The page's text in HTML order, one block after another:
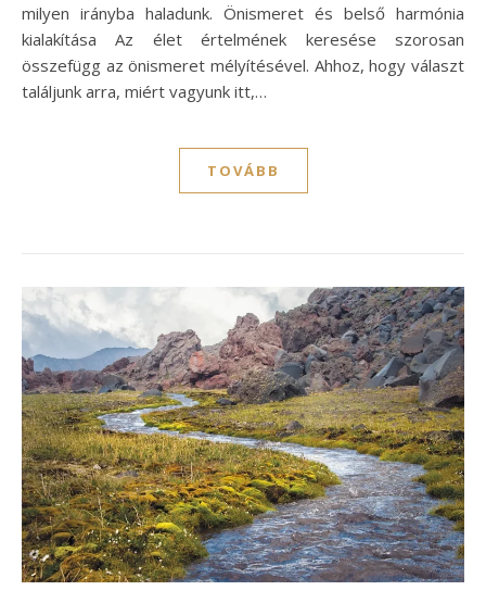
milyen irányba haladunk. Önismeret és belső harmónia
kialakítása Az élet értelmének keresése szorosan
összefügg az önismeret mélyítésével. Ahhoz, hogy választ
találjunk arra, miért vagyunk itt,…
TOVÁBB